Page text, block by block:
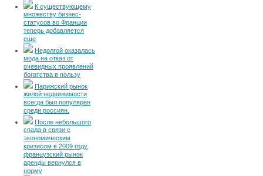
К существующему
множеству бизнес-
статусов во Франции
теперь добавляется
еще
Недолгой оказалась
мода на отказ от
очевидных проявлений
богатства в пользу
Парижский рынок
жилой недвижимости
всегда был популярен
среди россиян.
После небольшого
спада в связи с
экономическим
кризисом в 2009 году,
французский рынок
аренды вернулся в
норму